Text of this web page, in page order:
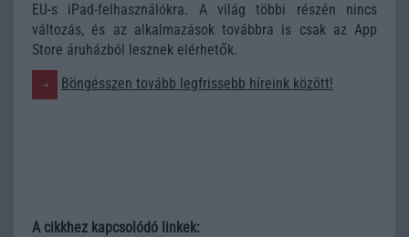
EU-s iPad-felhasználókra. A világ többi részén nincs
változás, és az alkalmazások továbbra is csak az ‌App
Store‌ áruházból lesznek elérhetők.
Böngésszen tovább legfrissebb híreink között!
A cikkhez kapcsolódó linkek: